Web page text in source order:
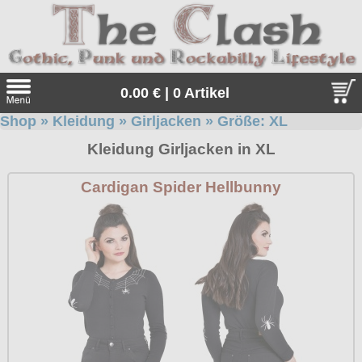
0.00 € | 0 Artikel
Sonderangebote
Geschenketipps
Gratis
Kleidung/Gothic
alle Artikel
Girlblusen
Punkrock
Shop » Kleidung » Girljacken » Größe: XL
Kleidung Girljacken in XL
Cardigan Spider Hellbunny